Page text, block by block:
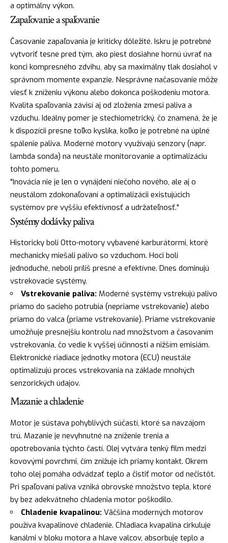
a optimálny výkon.
Zapaľovanie a spaľovanie
Časovanie zapaľovania je kriticky dôležité. Iskru je potrebné
vytvoriť tesne pred tým, ako piest dosiahne hornú úvrať na
konci kompresného zdvihu, aby sa maximálny tlak dosiahol v
správnom momente expanzie. Nesprávne načasovanie môže
viesť k zníženiu výkonu alebo dokonca poškodeniu motora.
Kvalita spaľovania závisí aj od zloženia zmesi paliva a
vzduchu. Ideálny pomer je stechiometrický, čo znamená, že je
k dispozícii presne toľko kyslíka, koľko je potrebné na úplné
spálenie paliva. Moderné motory využívajú senzory (napr.
lambda sonda) na neustále monitorovanie a optimalizáciu
tohto pomeru.
"Inovácia nie je len o vynájdení niečoho nového, ale aj o
neustálom zdokonaľovaní a optimalizácii existujúcich
systémov pre vyššiu efektívnosť a udržateľnosť."
Systémy dodávky paliva
Historicky boli Otto-motory vybavené karburátormi, ktoré
mechanicky miešali palivo so vzduchom. Hoci boli
jednoduché, neboli príliš presné a efektívne. Dnes dominujú
vstrekovacie systémy.
Vstrekovanie paliva: Moderné systémy vstrekujú palivo
priamo do sacieho potrubia (nepriame vstrekovanie) alebo
priamo do valca (priame vstrekovanie). Priame vstrekovanie
umožňuje presnejšiu kontrolu nad množstvom a časovaním
vstrekovania, čo vedie k vyššej účinnosti a nižším emisiám.
Elektronické riadiace jednotky motora (ECU) neustále
optimalizujú proces vstrekovania na základe mnohých
senzorických údajov.
Mazanie a chladenie
Motor je sústava pohyblivých súčastí, ktoré sa navzájom
trú. Mazanie je nevyhnutné na zníženie trenia a
opotrebovania týchto častí. Olej vytvára tenký film medzi
kovovými povrchmi, čím znižuje ich priamy kontakt. Okrem
toho olej pomáha odvádzať teplo a čistiť motor od nečistôt.
Pri spaľovaní paliva vzniká obrovské množstvo tepla, ktoré
by bez adekvátneho chladenia motor poškodilo.
Chladenie kvapalinou: Väčšina moderných motorov
používa kvapalinové chladenie. Chladiaca kvapalina cirkuluje
kanálmi v bloku motora a hlave valcov, absorbuje teplo a